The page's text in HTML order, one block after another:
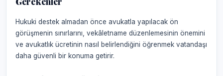
Hukuki destek almadan önce avukatla yapılacak ön
görüşmenin sınırlarını, vekâletname düzenlemesinin önemini
ve avukatlık ücretinin nasıl belirlendiğini öğrenmek vatandaşı
daha güvenli bir konuma getirir.